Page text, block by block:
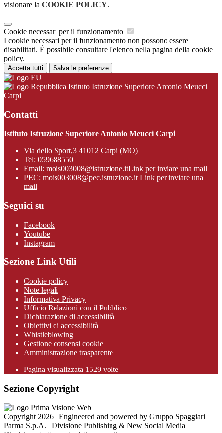
visionare la COOKIE POLICY.
Cookie necessari per il funzionamento
I cookie necessari per il funzionamento non possono essere
disabilitati. È possibile consultare l'elenco nella pagina della cookie
policy.
Accetta tutti Salva le preferenze
Istituto Istruzione Superiore Antonio Meucci
Carpi
Contatti
Istituto Istruzione Superiore Antonio Meucci Carpi
Via dello Sport,3 41012 Carpi (MO)
Tel: 059688550
Email: mois003008@istruzione.itLink per inviare una mail
PEC: mois003008@pec.istruzione.it Link per inviare una
mail
Seguici su
Facebook
Youtube
Instagram
Sezione Link Utili
Cookie policy
Note legali
Informativa Privacy
Ufficio Relazioni con il Pubblico
Dichiarazione di accessibilità
Obiettivi di accessibilità
Whistleblowing
Gestione consensi cookie
Amministrazione trasparente
Pagina visualizzata 1529 volte
Sezione Copyright
Copyright 2026 | Engineered and powered by Gruppo Spaggiari
Parma S.p.A. | Divisione Publishing & New Social Media